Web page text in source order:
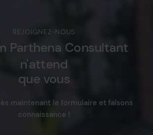
REJOIGNEZ-NOUS
Parthena Consultant
n'attend
que vous
maintenant le formulaire et faisons
connaissance !